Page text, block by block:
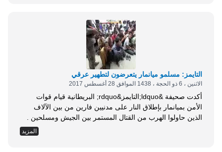
التايمز: مسلمو ميانمار يتعرضون لتطهير عرقي
الاثنين ، 6 ذو الحجة ، 1438 الموافق 28 أغسطس 2017
أكدت صحيفة &ldquo;التايمز&rdquo; البريطانية قيام قوات
الأمن بميانمار بإطلاق النار على مدنيين فارين من بين الآلاف
وأشارت إلى إعلان السلطات عن أن 4 آلاف من غير المسلمين،
معظمهم من البوذيين، جرى إجلاؤهم من ولاية أراكان، في حين
المزيد